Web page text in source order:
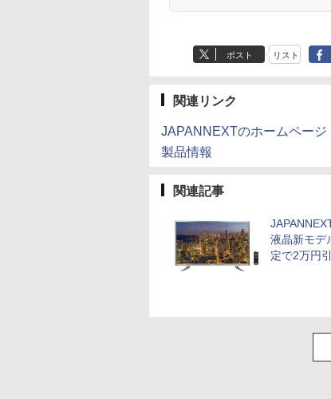
ポスト リスト
関連リンク
JAPANNEXTのホームページ
製品情報
関連記事
液晶新モデ
定で2万円